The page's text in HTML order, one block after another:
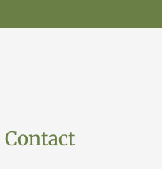
Contact